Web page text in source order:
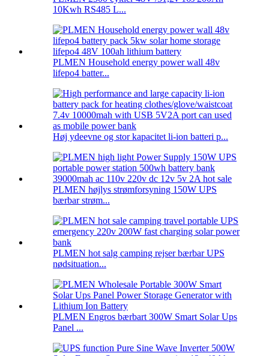
10Kwh RS485 L...
PLMEN Household energy power wall 48v
lifepo4 batter...
Høj ydeevne og stor kapacitet li-ion batteri p...
PLMEN højlys strømforsyning 150W UPS
bærbar strøm...
PLMEN hot salg camping rejser bærbar UPS
nødsituation...
PLMEN Engros bærbart 300W Smart Solar Ups
Panel ...